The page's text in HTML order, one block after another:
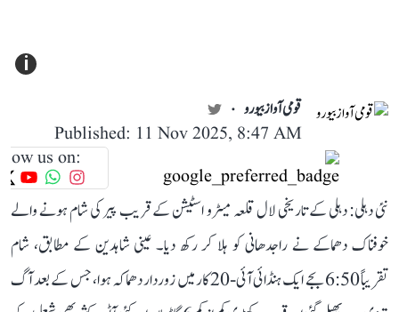
i
قومی آواز بیورو
Published: 11 Nov 2025, 8:47 AM
us on:
نئی دہلی: دہلی کے تاریخی لال قلعہ میٹرو اسٹیشن کے قریب پیر کی شام ہونے والے
خوفناک دھماکے نے راجدھانی کو ہلا کر رکھ دیا۔ عینی شاہدین کے مطابق، شام
تقریباً 6:50 بجے ایک ہنڈائی آئی-20 کار میں زوردار دھماکہ ہوا، جس کے بعد آگ